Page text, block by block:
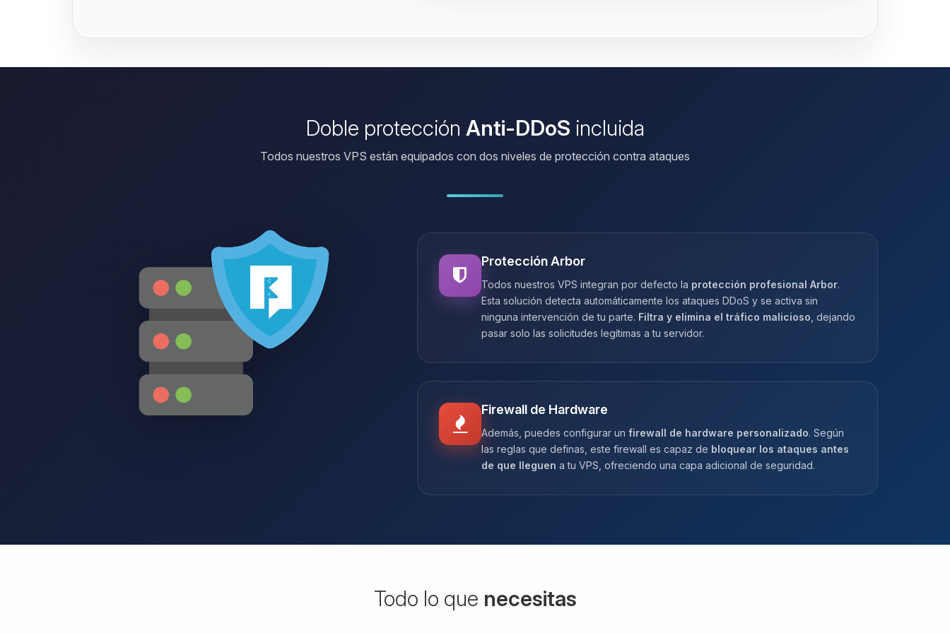
Doble protección Anti-DDoS incluida
Todos nuestros VPS están equipados con dos niveles de protección contra ataques
Protección Arbor
Todos nuestros VPS integran por defecto la protección profesional Arbor.
Esta solución detecta automáticamente los ataques DDoS y se activa sin
ninguna intervención de tu parte. Filtra y elimina el tráfico malicioso , dejando
pasar solo las solicitudes legítimas a tu servidor.
Firewall de Hardware
Además, puedes configurar un firewall de hardware personalizado. Según
las reglas que definas, este firewall es capaz de bloquear los ataques antes
de que lleguen a tu VPS, ofreciendo una capa adicional de seguridad.
Todo lo que necesitas